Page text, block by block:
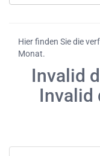
Hier finden Sie die
Monat.
Invalid
Invalid